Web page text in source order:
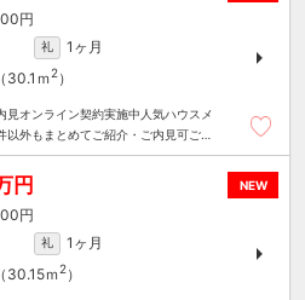
円
礼
1ヶ月
30.1ｍ 2）
オンライン契約実施中人気ハウスメ
外もまとめてご紹介・ご内見可ご予
NEW
円
円
礼
1ヶ月
30.15ｍ 2）